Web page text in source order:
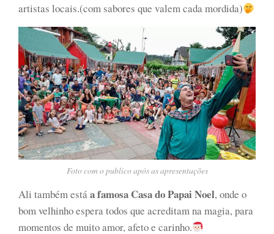
artistas locais.(com sabores que valem cada mordida)
Foto com o publico após as apresentações
Ali também estáa famosa Casa do Papai Noel, onde o
bom velhinho espera todos que acreditam na magia, para
momentos de muito amor, afeto e carinho.